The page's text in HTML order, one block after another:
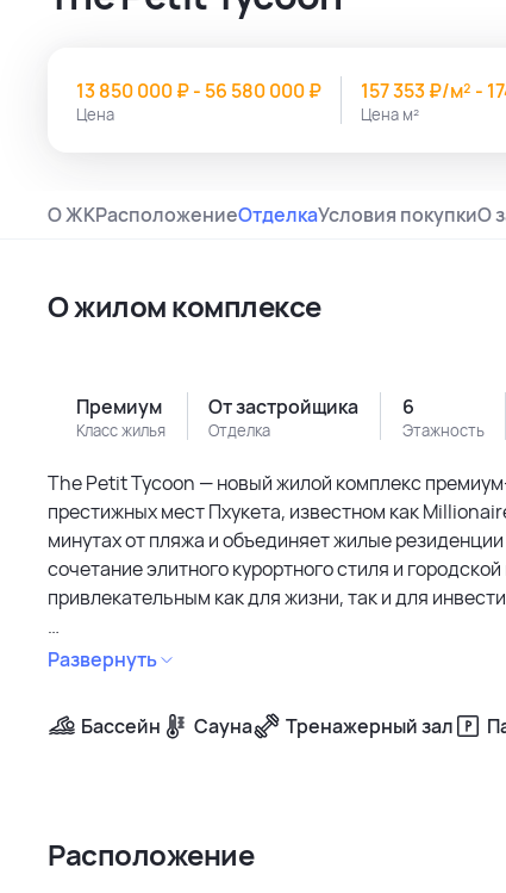
Цена
13 850 000 ₽ - 56 580 000 ₽
Цена м²
157 353 ₽/м² -
О ЖКРасположениеОтделкаУсловия покупкиО
О жилом комплексе
Класс жилья
Премиум
Отделка
От застройщика
Этажность
6
The Petit Tycoon — новый жилой комплекс
престижных мест Пхукета, известном как
минутах от пляжа и объединяет жилые
сочетание элитного курортного стиля и
привлекательным как для жизни, так и для
Проект состоит из двух зданий с четырьмя
Архитектура сочетает современные линии и
панорамным остеклением и натуральными
На территории предусмотрено всё для
Развернуть
Бассейн Сауна Тренажерный зал
Расположение